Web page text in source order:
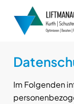
Im Folgenden